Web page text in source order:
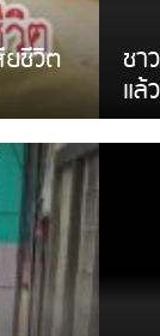
เครื่องแม่สา
หัก เบรคหัก ห